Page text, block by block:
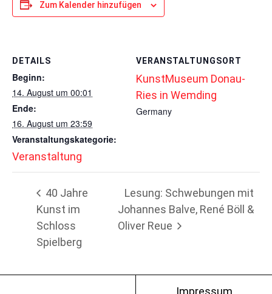
Zum Kalender hinzufügen
DETAILS
Beginn:
14. August um 00:01
Ende:
16. August um 23:59
Veranstaltungskategorie:
Veranstaltung
VERANSTALTUNGSORT
KunstMuseum Donau-
Ries in Wemding
Germany
40 Jahre
Kunst im
Schloss
Spielberg
Lesung: Schwebungen mit
Johannes Balve, René Böll &
Oliver Reue